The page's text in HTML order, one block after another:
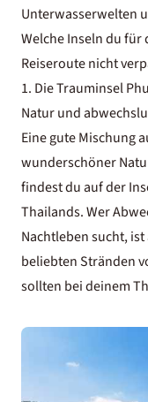
Unterwasserwelten
Welche Inseln du
Reiseroute nicht
1. Die Trauminsel
Natur und
Eine gute Mischung
wunderschöner
findest du auf der
Thailands. Wer
Nachtleben sucht,
beliebten Stränden
sollten bei deinem